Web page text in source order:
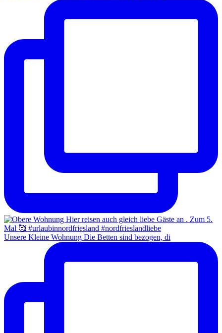
Unsere Kleine Wohnung Die Betten sind bezogen, di